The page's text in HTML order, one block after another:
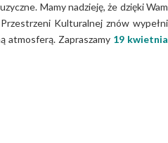
Mamy nadzieję, że dzięki Wam
Kulturalnej znów wypełni
atmosferą. Zapraszamy 19 kwietnia